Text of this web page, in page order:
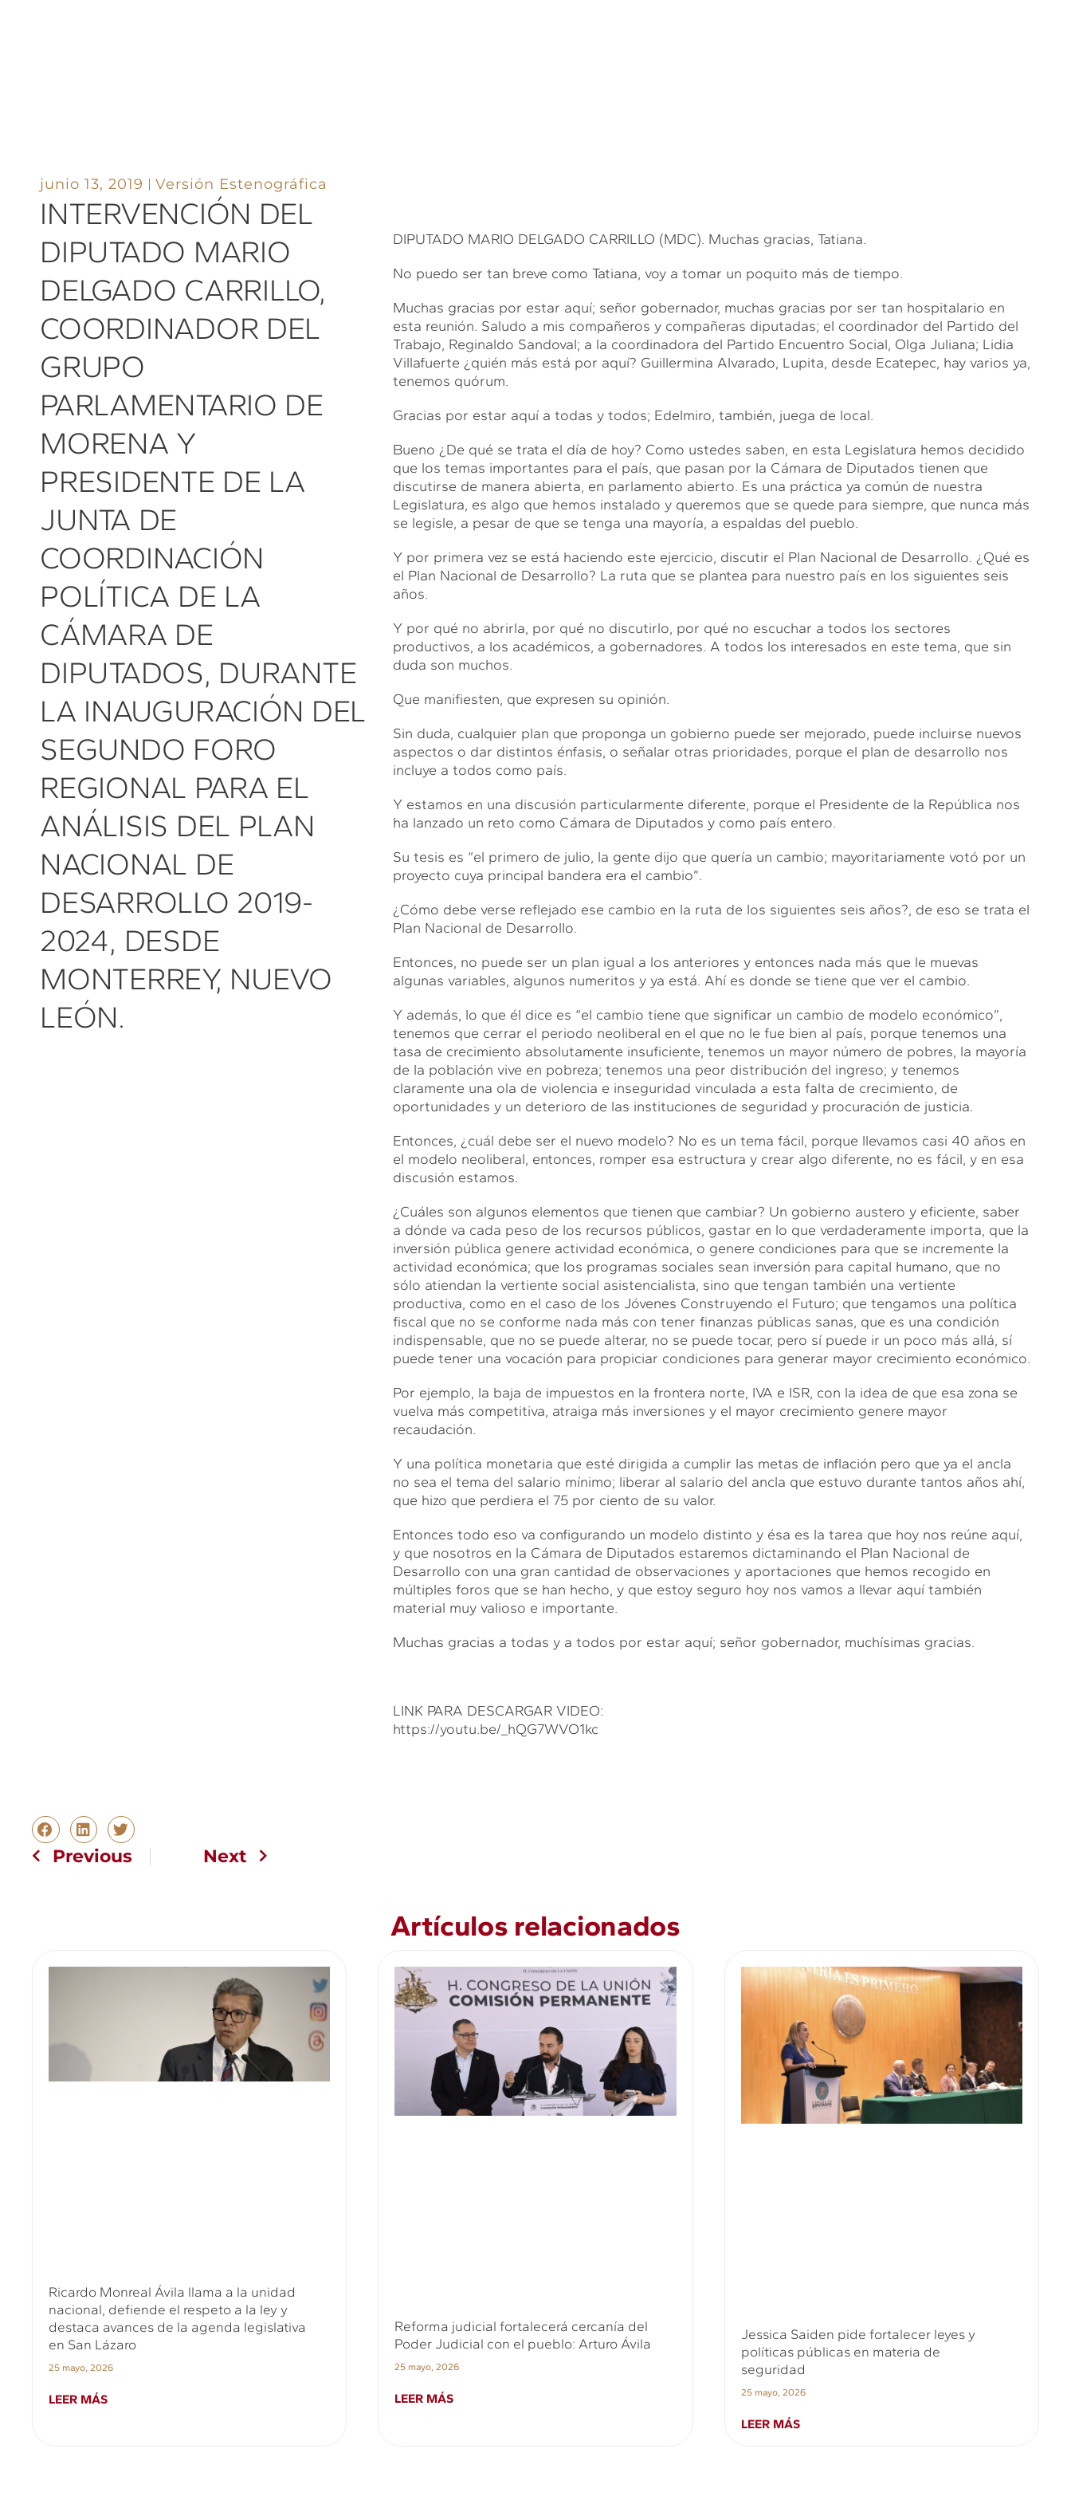
junio 13, 2019 Versión Estenográfica
INTERVENCIÓN DEL
DIPUTADO MARIO
DELGADO CARRILLO,
COORDINADOR DEL
GRUPO
PARLAMENTARIO DE
MORENA Y
PRESIDENTE DE LA
JUNTA DE
COORDINACIÓN
POLÍTICA DE LA
CÁMARA DE
DIPUTADOS, DURANTE
LA INAUGURACIÓN DEL
SEGUNDO FORO
REGIONAL PARA EL
ANÁLISIS DEL PLAN
NACIONAL DE
DESARROLLO 2019-
2024, DESDE
MONTERREY, NUEVO
LEÓN.
DIPUTADO MARIO DELGADO CARRILLO (MDC). Muchas gracias, Tatiana.
No puedo ser tan breve como Tatiana, voy a tomar un poquito más de tiempo.
Muchas gracias por estar aquí; señor gobernador, muchas gracias por ser tan hospitalario en
esta reunión. Saludo a mis compañeros y compañeras diputadas; el coordinador del Partido del
Trabajo, Reginaldo Sandoval; a la coordinadora del Partido Encuentro Social, Olga Juliana; Lidia
Villafuerte ¿quién más está por aquí? Guillermina Alvarado, Lupita, desde Ecatepec, hay varios ya,
tenemos quórum.
Gracias por estar aquí a todas y todos; Edelmiro, también, juega de local.
Bueno ¿De qué se trata el día de hoy? Como ustedes saben, en esta Legislatura hemos decidido
que los temas importantes para el país, que pasan por la Cámara de Diputados tienen que
discutirse de manera abierta, en parlamento abierto. Es una práctica ya común de nuestra
Legislatura, es algo que hemos instalado y queremos que se quede para siempre, que nunca más
se legisle, a pesar de que se tenga una mayoría, a espaldas del pueblo.
Y por primera vez se está haciendo este ejercicio, discutir el Plan Nacional de Desarrollo. ¿Qué es
el Plan Nacional de Desarrollo? La ruta que se plantea para nuestro país en los siguientes seis
años.
Y por qué no abrirla, por qué no discutirlo, por qué no escuchar a todos los sectores
productivos, a los académicos, a gobernadores. A todos los interesados en este tema, que sin
duda son muchos.
Que manifiesten, que expresen su opinión.
Sin duda, cualquier plan que proponga un gobierno puede ser mejorado, puede incluirse nuevos
aspectos o dar distintos énfasis, o señalar otras prioridades, porque el plan de desarrollo nos
incluye a todos como país.
Y estamos en una discusión particularmente diferente, porque el Presidente de la República nos
ha lanzado un reto como Cámara de Diputados y como país entero.
Su tesis es “el primero de julio, la gente dijo que quería un cambio; mayoritariamente votó por un
proyecto cuya principal bandera era el cambio”.
¿Cómo debe verse reflejado ese cambio en la ruta de los siguientes seis años?, de eso se trata el
Plan Nacional de Desarrollo.
Entonces, no puede ser un plan igual a los anteriores y entonces nada más que le muevas
algunas variables, algunos numeritos y ya está. Ahí es donde se tiene que ver el cambio.
Y además, lo que él dice es “el cambio tiene que significar un cambio de modelo económico”,
tenemos que cerrar el periodo neoliberal en el que no le fue bien al país, porque tenemos una
tasa de crecimiento absolutamente insuficiente, tenemos un mayor número de pobres, la mayoría
de la población vive en pobreza; tenemos una peor distribución del ingreso; y tenemos
claramente una ola de violencia e inseguridad vinculada a esta falta de crecimiento, de
oportunidades y un deterioro de las instituciones de seguridad y procuración de justicia.
Entonces, ¿cuál debe ser el nuevo modelo? No es un tema fácil, porque llevamos casi 40 años en
el modelo neoliberal, entonces, romper esa estructura y crear algo diferente, no es fácil, y en esa
discusión estamos.
¿Cuáles son algunos elementos que tienen que cambiar? Un gobierno austero y eficiente, saber
a dónde va cada peso de los recursos públicos, gastar en lo que verdaderamente importa, que la
inversión pública genere actividad económica, o genere condiciones para que se incremente la
actividad económica; que los programas sociales sean inversión para capital humano, que no
sólo atiendan la vertiente social asistencialista, sino que tengan también una vertiente
productiva, como en el caso de los Jóvenes Construyendo el Futuro; que tengamos una política
fiscal que no se conforme nada más con tener finanzas públicas sanas, que es una condición
indispensable, que no se puede alterar, no se puede tocar, pero sí puede ir un poco más allá, sí
puede tener una vocación para propiciar condiciones para generar mayor crecimiento económico.
Por ejemplo, la baja de impuestos en la frontera norte, IVA e ISR, con la idea de que esa zona se
vuelva más competitiva, atraiga más inversiones y el mayor crecimiento genere mayor
recaudación.
Y una política monetaria que esté dirigida a cumplir las metas de inflación pero que ya el ancla
no sea el tema del salario mínimo; liberar al salario del ancla que estuvo durante tantos años ahí,
que hizo que perdiera el 75 por ciento de su valor.
Entonces todo eso va configurando un modelo distinto y ésa es la tarea que hoy nos reúne aquí,
y que nosotros en la Cámara de Diputados estaremos dictaminando el Plan Nacional de
Desarrollo con una gran cantidad de observaciones y aportaciones que hemos recogido en
múltiples foros que se han hecho, y que estoy seguro hoy nos vamos a llevar aquí también
material muy valioso e importante.
Muchas gracias a todas y a todos por estar aquí; señor gobernador, muchísimas gracias.
LINK PARA DESCARGAR VIDEO:
https://youtu.be/_hQG7WVO1kc
Previous Next
Artículos relacionados
Ricardo Monreal Ávila llama a la unidad
nacional, defiende el respeto a la ley y
destaca avances de la agenda legislativa
en San Lázaro
25 mayo, 2026
LEER MÁS
Reforma judicial fortalecerá cercanía del
Poder Judicial con el pueblo: Arturo Ávila
25 mayo, 2026
LEER MÁS
Jessica Saiden pide fortalecer leyes y
políticas públicas en materia de
seguridad
25 mayo, 2026
LEER MÁS